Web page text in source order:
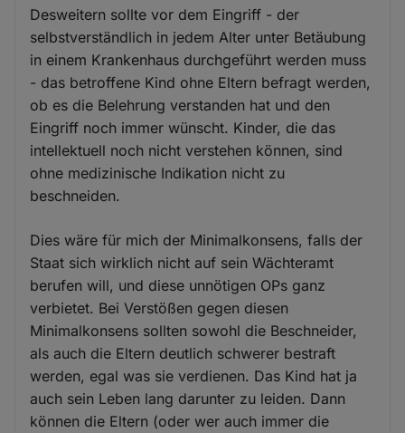
Desweitern sollte vor dem Eingriff - der
selbstverständlich in jedem Alter unter Betäubung
in einem Krankenhaus durchgeführt werden muss
- das betroffene Kind ohne Eltern befragt werden,
ob es die Belehrung verstanden hat und den
Eingriff noch immer wünscht. Kinder, die das
intellektuell noch nicht verstehen können, sind
ohne medizinische Indikation nicht zu
beschneiden.
Dies wäre für mich der Minimalkonsens, falls der
Staat sich wirklich nicht auf sein Wächteramt
berufen will, und diese unnötigen OPs ganz
verbietet. Bei Verstößen gegen diesen
Minimalkonsens sollten sowohl die Beschneider,
als auch die Eltern deutlich schwerer bestraft
werden, egal was sie verdienen. Das Kind hat ja
auch sein Leben lang darunter zu leiden. Dann
können die Eltern (oder wer auch immer die